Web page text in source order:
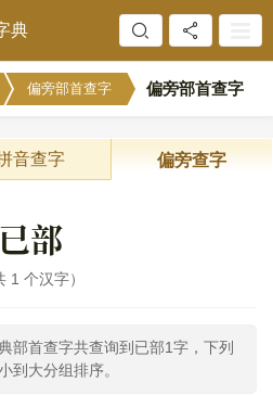
典
偏旁部首查字 偏旁部首查字
音查字 偏旁查字
已部
1 个汉字
部首查字共查询到已部1字，下列
到大分组排序。